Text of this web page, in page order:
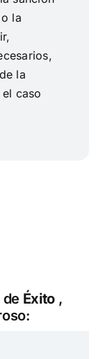
la
la
caso
Éxito ,